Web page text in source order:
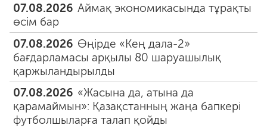
07.08.2026 Аймақ экономикасында тұрақты
өсім бар
07.08.2026 Өңірде «Кең дала-2»
бағдарламасы арқылы 80 шаруашылық
қаржыландырылды
07.08.2026 «Жасына да, атына да
қарамаймын»: Қазақстанның жаңа бапкері
футболшыларға талап қойды